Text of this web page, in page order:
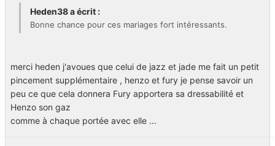
Heden38 a écrit :
Bonne chance pour ces mariages fort intéressants.
merci heden j'avoues que celui de jazz et jade me fait un petit
pincement supplémentaire , henzo et fury je pense savoir un
peu ce que cela donnera Fury apportera sa dressabilité et
Henzo son gaz
comme à chaque portée avec elle ...